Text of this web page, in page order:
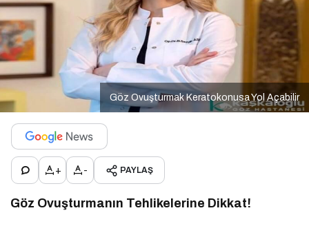
Göz Ovuşturmak Keratokonusa Yol Açabilir
+ - PAYLAŞ
Göz Ovuşturmanın Tehlikelerine Dikkat!